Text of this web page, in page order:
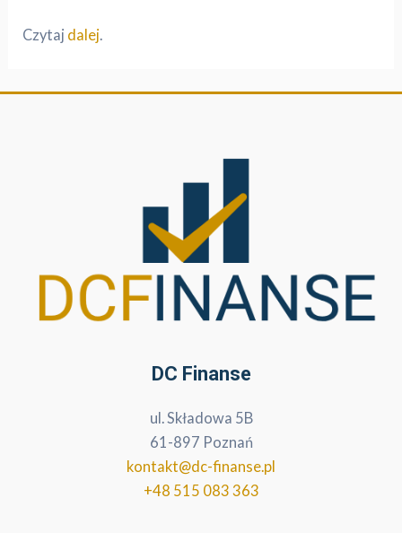
Czytaj dalej.
DC Finanse
ul. Składowa 5B
61-897 Poznań
kontakt@dc-finanse.pl
+48 515 083 363